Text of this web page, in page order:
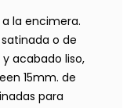
la encimera.
o de
acabado liso,
15mm. de
para